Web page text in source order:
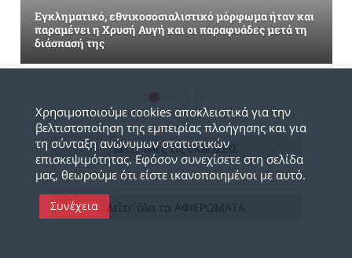
Εγκληματικό, εθνικοσοσιαλιστικό μόρφωμα ήταν και
παραμένει η Χρυσή Αυγή και οι παραφυάδες μετά τη
διάσπασή της
Δείτε όλες τις ΕΚΔΟΣΕΙΣ
Χρησιμοποιούμε cookies αποκλειστικά για την
βελτιστοποίηση της εμπειρίας πλοήγησης και για
τη σύνταξη ανώνυμων στατιστικών
επισκεψιμότητας. Εφόσον συνεχίσετε στη σελίδα
μας, θεωρούμε ότι είστε ικανοποιημένοι με αυτό.
Συνέχεια